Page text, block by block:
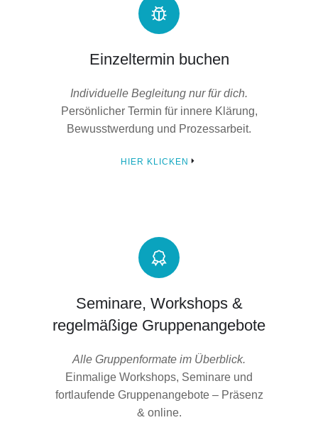
Einzeltermin buchen
Individuelle Begleitung nur für dich.
Persönlicher Termin für innere Klärung,
Bewusstwerdung und Prozessarbeit.
HIER KLICKEN
Seminare, Workshops &
regelmäßige Gruppenangebote
Alle Gruppenformate im Überblick.
Einmalige Workshops, Seminare und
fortlaufende Gruppenangebote – Präsenz
& online.